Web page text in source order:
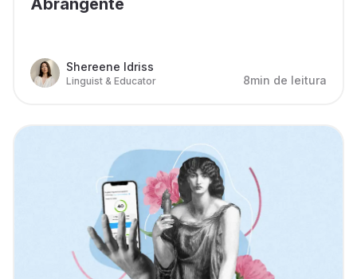
Shereene Idriss
Linguist & Educator 8min de leitura